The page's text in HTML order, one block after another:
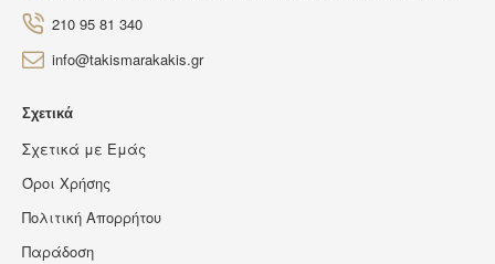
210 95 81 340
info@takismarakakis.gr
Σχετικά
Σχετικά με Εμάς
Όροι Χρήσης
Πολιτική Απορρήτου
Παράδοση